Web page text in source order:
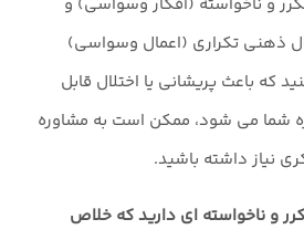
ذهنی تکراری (اعمال وسواسی)
که باعث پریشانی یا اختلال قابل
شما می شود، ممکن است به مشاوره
نیاز داشته باشید.
و ناخواسته ای دارید که خلاص